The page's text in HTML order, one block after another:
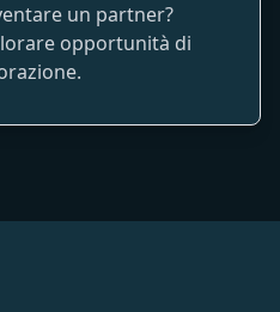
un partner?
opportunità di